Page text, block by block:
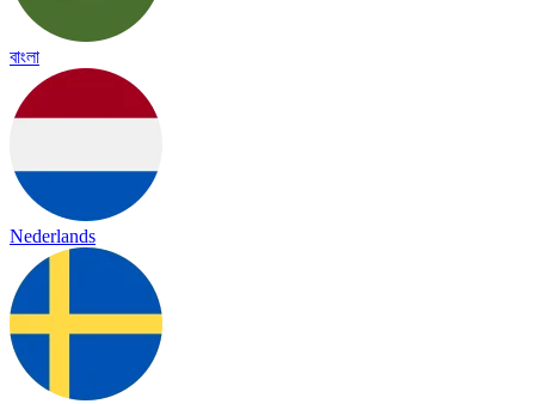
বাংলা
Nederlands